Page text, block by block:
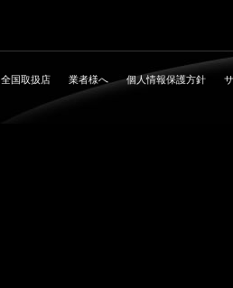
全国取扱店 業者様へ 個人情報保護方針